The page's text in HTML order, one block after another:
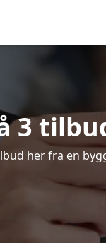
3
her fra en